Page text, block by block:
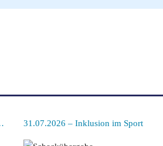
31.07.2026 – Inklusion im Sport